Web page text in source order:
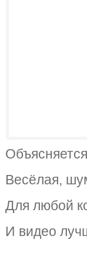
Весёлая,
Для любой
И видео